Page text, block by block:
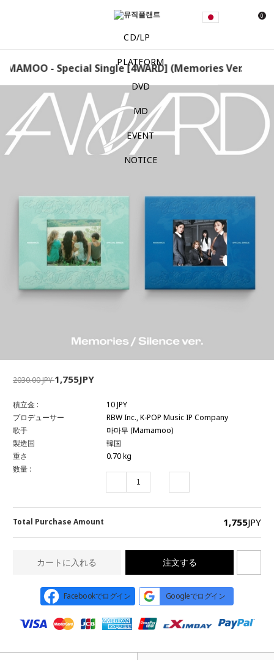
0
CD/LP
PLATFORM
DVD
MD
EVENT
NOTICE
- Special Single [4WARD] (Memories Ver.) /
2030.00 JPY1,755JPY
積立金 :
10 JPY
プロデューサー
RBW Inc., K-POP Music IP Company
歌手
마마무 (Mamamoo)
製造国
韓国
重さ
0.70 kg
数量 :
Total Purchase Amount 1,755JPY
カートに入れる 注文する
Facebookでログイン Googleでログイン